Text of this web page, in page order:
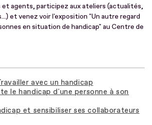
et agents, participez aux ateliers (actualités,
et venez voir l'exposition "Un autre regard
en situation de handicap" au Centre de
avec un handicap
le handicap d'une personne à son
et sensibiliser ses collaborateurs